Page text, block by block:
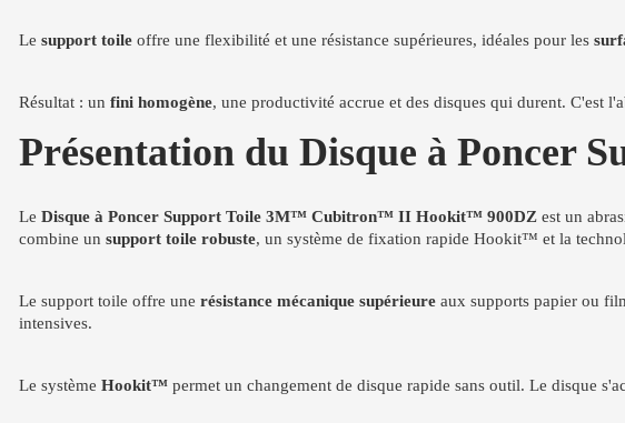
Le support toile offre une flexibilité et une résistance supérieures, idéales pour les
Résultat : un fini homogène, une productivité accrue et des disques qui durent. C'est
Présentation du Disque à
Le Disque à Poncer Support Toile 3M™ Cubitron™ II Hookit™ 900DZ est un
combine un support toile robuste, un système de fixation rapide Hookit™ et la
Le support toile offre une résistance mécanique supérieure aux supports papier ou
intensives.
Le système Hookit™ permet un changement de disque rapide sans outil. Le disque